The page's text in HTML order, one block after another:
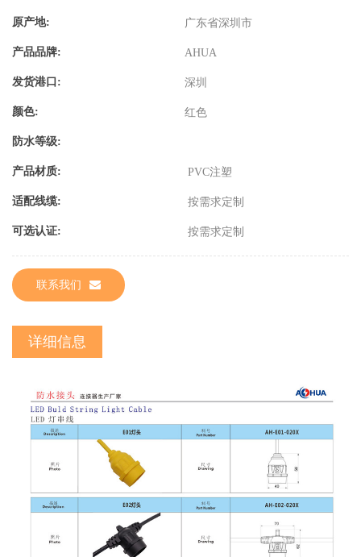
原产地: 广东省深圳市
产品品牌: AHUA
发货港口: 深圳
颜色: 红色
防水等级:
产品材质: PVC注塑
适配线缆: 按需求定制
可选认证: 按需求定制
联系我们
详细信息